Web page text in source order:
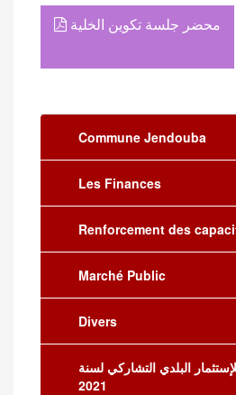
محضر جلسة تكوين الخلية
Commune Jendouba
Les Finances
Renforcement des
Marché Public
Divers
البلدي التشاركي لسنة
2021